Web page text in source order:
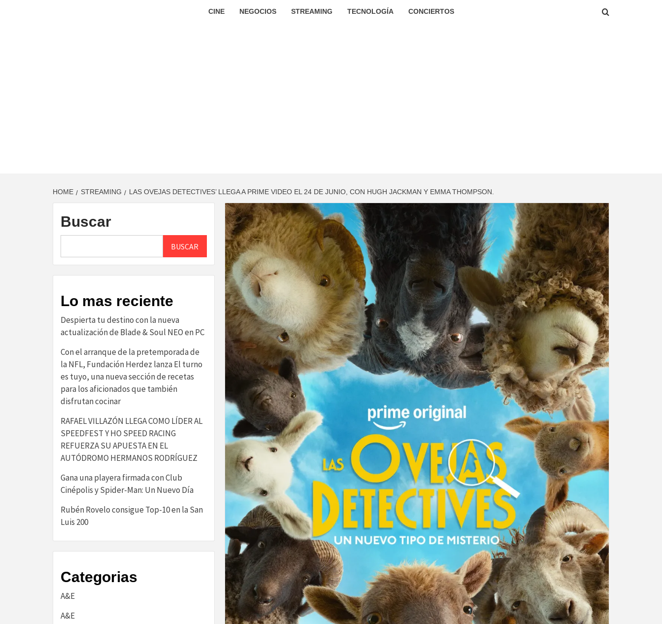
CINE NEGOCIOS STREAMING TECNOLOGÍA CONCIERTOS
HOME STREAMING LAS OVEJAS DETECTIVES’ LLEGA A PRIME VIDEO EL 24 DE JUNIO, CON HUGH JACKMAN Y EMMA THOMPSON.
Buscar
BUSCAR
Lo mas reciente
Despierta tu destino con la nueva
actualización de Blade & Soul NEO en PC
Con el arranque de la pretemporada de
la NFL, Fundación Herdez lanza El turno
es tuyo, una nueva sección de recetas
para los aficionados que también
disfrutan cocinar
RAFAEL VILLAZÓN LLEGA COMO LÍDER AL
SPEEDFEST Y HO SPEED RACING
REFUERZA SU APUESTA EN EL
AUTÓDROMO HERMANOS RODRÍGUEZ
Gana una playera firmada con Club
Cinépolis y Spider-Man: Un Nuevo Día
Rubén Rovelo consigue Top-10 en la San
Luis 200
Categorias
A&E
A&E